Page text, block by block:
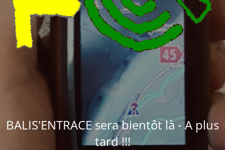
BALIS'ENTRACE sera bientôt là - A plus
tard !!!